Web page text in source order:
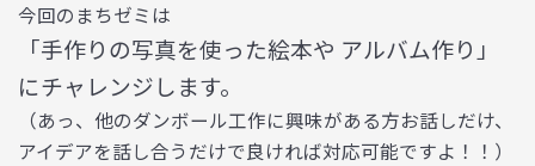
今回のまちゼミは
「手作りの写真を使った絵本や アルバム作り」
にチャレンジします。
（あっ、他のダンボール工作に興味がある方お話しだけ、
アイデアを話し合うだけで良ければ対応可能ですよ！！）